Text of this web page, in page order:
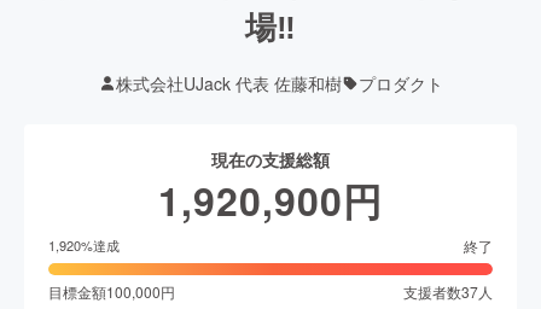
場‼
株式会社UJack 代表 佐藤和樹 プロダクト
現在の支援総額
1,920,900円
1,920%達成 終了
目標金額100,000円 支援者数37人